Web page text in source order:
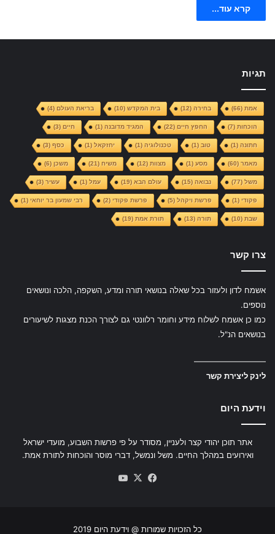
קרא עוד...
תגיות
אמת(66) בחירה(12) בית המקדש(10) בריאת העולם(4)
הוכחות(7) החפץ חיים(22) המגיד מדובנה(1) חיים(3)
חתונה(1) טוב(1) טכנולוגיה(1) יחזקאל(1) כסף(3)
מאמר(60) מסע(1) מצוות(12) משיח(21) משכן(6)
משל(77) נבואה(15) עולם הבא(19) עמל(1) עשיר(3)
פקודי (1) פרשת ויקהל(5) פרשת פקודי (2) רבי שמעון בר יוחאי (1)
שבת(10) תורה(13) תורת אמת(19)
צרו קשר
אשמח לדון ולעזור בכל שאלה בנושאי תורה ומדע, השקפה, הלכה ונושאים
נוספים.
כמו כן אשמח לשלוח מידע וחומר רלוונטי גם לצורך הכנת מצגות לשיעורים
בנושאים הנ"ל.
—————————
לינק ליצירת קשר
וידעת היום
אתר תוכן יהודי קצר ולעניין, מסודר על פי פרשות השבוע, מועדי ישראל
ואירועים במהלך החיים. משל ונמשל, דברי מוסר והוכחות לתורת אמת.
Facebook
X
כל הזכויות שמורות @ וידעת היום 2019